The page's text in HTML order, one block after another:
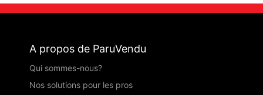
A propos de ParuVendu
Qui sommes-nous?
Nos solutions pour les pros